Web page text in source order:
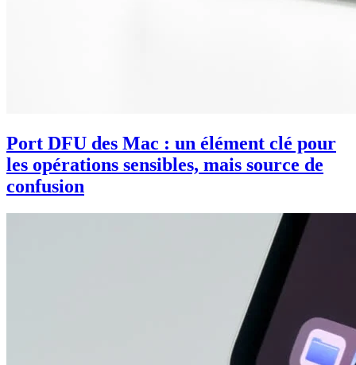
Port DFU des Mac : un élément clé pour
les opérations sensibles, mais source de
confusion